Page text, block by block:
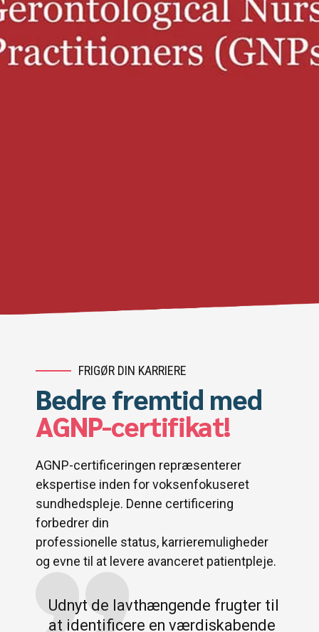
FRIGØR DIN KARRIERE
Bedre fremtid med
AGNP-certifikat!
AGNP-certificeringen repræsenterer
ekspertise inden for voksenfokuseret
sundhedspleje. Denne certificering
forbedrer din
professionelle status, karrieremuligheder
og evne til at levere avanceret patientpleje.
Udnyt de lavthængende frugter til
at identificere en værdiskabende